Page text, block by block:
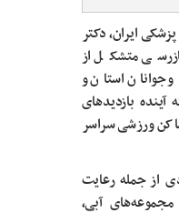
ایران، دکتر
متشکل از
جوانان استان و
بازدیدهای
ورزشی سراسر
از جمله رعایت
آبی،